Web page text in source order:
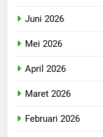
Juni 2026
Mei 2026
April 2026
Maret 2026
Februari 2026